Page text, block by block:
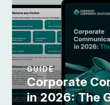
GUIDE
Corporate
in 2026: The